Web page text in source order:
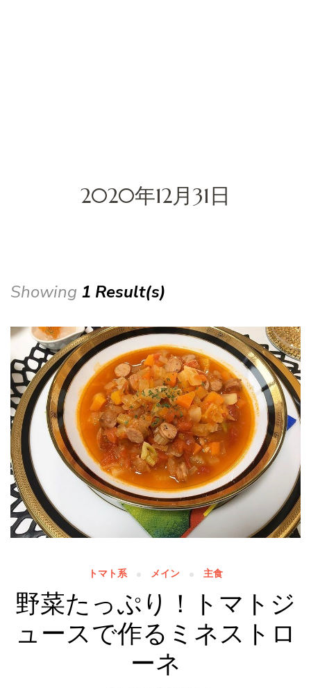
2020年12月31日
Showing 1 Result(s)
トマト系 メイン 主食
野菜たっぷり！トマトジ
ュースで作るミネストロ
ーネ